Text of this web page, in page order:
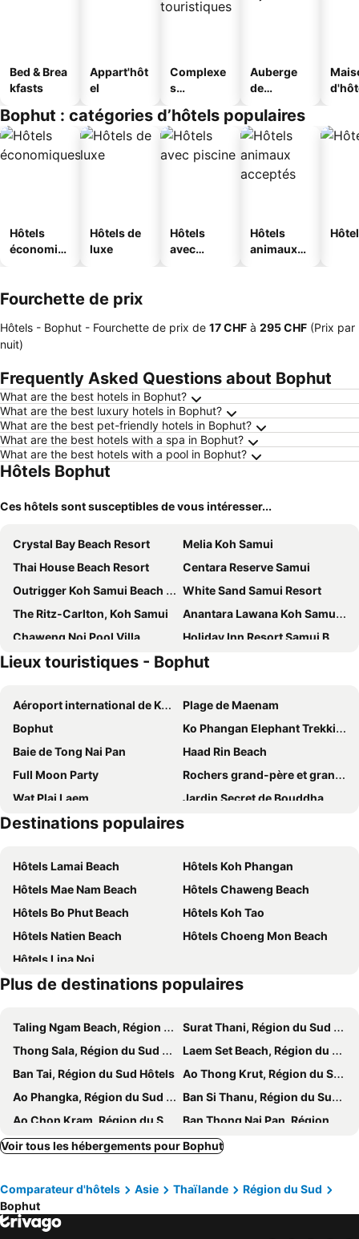
Bed & Brea
kfasts
Appart'hôt
el
Complexe
s
s
Auberge
de
Bophut : catégories d’hôtels populaires
Hôtels
économiq
Hôtels de
luxe
Hôtels
avec
Hôtels
animaux
Fourchette de prix
Hôtels - Bophut - Fourchette de prix de ‎17 CHF à ‎295 CHF (Prix par
nuit)
Frequently Asked Questions about Bophut
What are the best hotels in Bophut?
What are the best luxury hotels in Bophut?
What are the best pet-friendly hotels in Bophut?
What are the best hotels with a spa in Bophut?
What are the best hotels with a pool in Bophut?
Hôtels Bophut
Ces hôtels sont susceptibles de vous intéresser...
Crystal Bay Beach Resort
Melia Koh Samui
Thai House Beach Resort
Centara Reserve Samui
Outrigger Koh Samui Beach Resort
White Sand Samui Resort
The Ritz-Carlton, Koh Samui
Anantara Lawana Koh Samui Resort
Chaweng Noi Pool Villa
Holiday Inn Resort Samui Bophut Beach By Ihg
Banyan Tree Samui
Thai Fight Hotel
InterContinental Koh Samui Resort by IHG
Mercure Samui Chaweng Tana
Kimpton Kitalay Samui By Ihg
The Lamai Samui
The Culture Samui
The Canale Samui Resort
Vana Belle, a Luxury Collection Resort, Koh Samui
The Privilege Hotel Ezra Beach Club
Lub d Koh Samui Chaweng Beach
Centara Villas Samui
Centara Life Lamai Resort Samui
Vannee Golden Sands Beachfront Resort
Sareeraya Villas & Suites
Skye Beach Hotel
Karma Resort
KC Beach Club & Pool Villas
The Beach Samui
Avani Chaweng Samui Hotel & Beach Club
Florist Resort
The Library
Ark Bar Beach Resort
The Stay Chaweng Beach Resort
Chaweng Budget Hotel
MyVillage Lamai
Poppies Samui
LOVE beach club Koh Samui
Lamai Bayview Boutique Resort
Samui Seabreeze Place
Kanda Residences Pool Villa
J4 Samui Hotel
Panorama Samui Residences
The Lodge
Dreamcatcher Boutique Hotel
Rak Samui Residence
The Villager Fishermans Village
Panu Luxury Apartment
Greenlight Fisherman's Village Samui Resort & Café
The Waterfront Bophut
Baan Bophut Beach Hotel
Lieux touristiques - Bophut
Aéroport international de Ko Samui
Plage de Maenam
Bophut
Ko Phangan Elephant Trekking
Baie de Tong Nai Pan
Haad Rin Beach
Full Moon Party
Rochers grand-père et grand-mère
Wat Plai Laem
Jardin Secret de Bouddha
Temple Wrat Phra Yai
Parc National Marin de Mu Ko And Thong
Destinations populaires
Hôtels Lamai Beach
Hôtels Koh Phangan
Hôtels Mae Nam Beach
Hôtels Chaweng Beach
Hôtels Bo Phut Beach
Hôtels Koh Tao
Hôtels Natien Beach
Hôtels Choeng Mon Beach
Hôtels Lipa Noi
Plus de destinations populaires
Taling Ngam Beach, Région du Sud Hôtels
Surat Thani, Région du Sud Hôtels
Thong Sala, Région du Sud Hôtels
Laem Set Beach, Région du Sud Hôtels
Ban Tai, Région du Sud Hôtels Ao Thong Krut, Région du Sud Hôtels
Ao Phangka, Région du Sud Hôtels
Ban Si Thanu, Région du Sud Hôtels
Ao Chon Kram, Région du Sud Hôtels
Ban Thong Nai Pan, Région du Sud Hôtels
Koh Kradan, Région du Sud Hôtels
Trang, Région du Sud Hôtels
Hat Yai, Région du Sud Hôtels
Koh Lao Liang, Région du Sud Hôtels
Songkhla, Région du Sud Hôtels
Phatthalung, Région du Sud Hôtels
Bangkok, Région du Centre Hôtels
Voir tous les hébergements pour Bophut
Comparateur d'hôtels Asie Thaïlande
Région du Sud
Bophut